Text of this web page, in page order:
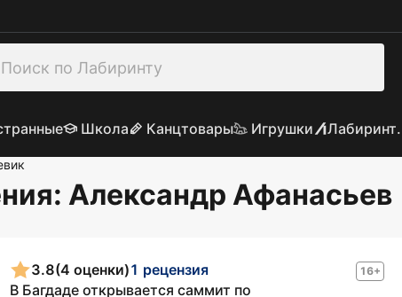
Школа Канцтовары Игрушки
: Александр Афанасьев
16+
3.8(4 оценки)1 рецензия
В Багдаде открывается саммит по